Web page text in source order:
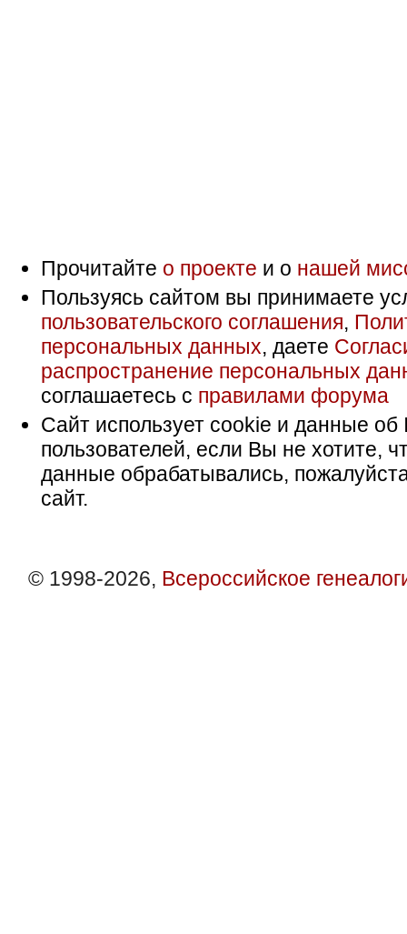
Прочитайте о проекте и о нашей
Пользуясь сайтом вы принимаете
пользовательского соглашения,
персональных данных, даете
распространение персональных
соглашаетесь с правилами форума
Сайт использует cookie и данные об
пользователей, если Вы не хотите,
данные обрабатывались,
сайт.
© 1998-2026, Всероссийское